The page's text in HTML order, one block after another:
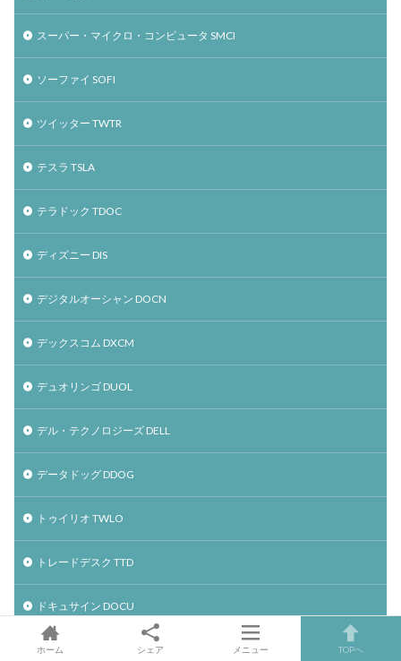
スーパー・マイクロ・コンピュータ SMCI
ソーファイ SOFI
ツイッター TWTR
テスラ TSLA
テラドック TDOC
ディズニー DIS
デジタルオーシャン DOCN
デックスコム DXCM
デュオリンゴ DUOL
デル・テクノロジーズ DELL
データドッグ DDOG
トゥイリオ TWLO
トレードデスク TTD
ドキュサイン DOCU
ナノックス NNOX
ホーム シェア メニュー TOPへ